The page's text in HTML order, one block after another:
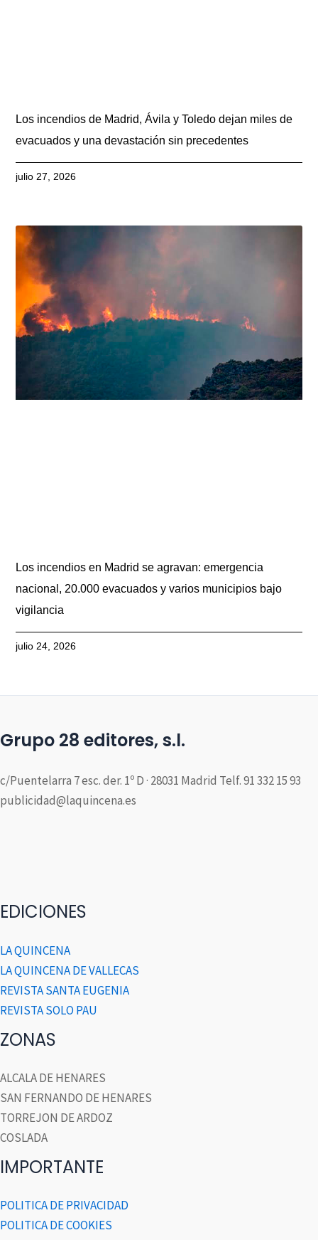
Los incendios de Madrid, Ávila y Toledo dejan miles de
evacuados y una devastación sin precedentes
julio 27, 2026
Los incendios en Madrid se agravan: emergencia
nacional, 20.000 evacuados y varios municipios bajo
vigilancia
julio 24, 2026
Grupo 28 editores, s.l.
c/Puentelarra 7 esc. der. 1º D · 28031 Madrid Telf. 91 332 15 93
publicidad@laquincena.es
EDICIONES
LA QUINCENA
LA QUINCENA DE VALLECAS
REVISTA SANTA EUGENIA
REVISTA SOLO PAU
ZONAS
ALCALA DE HENARES
SAN FERNANDO DE HENARES
TORREJON DE ARDOZ
COSLADA
IMPORTANTE
POLITICA DE PRIVACIDAD
POLITICA DE COOKIES